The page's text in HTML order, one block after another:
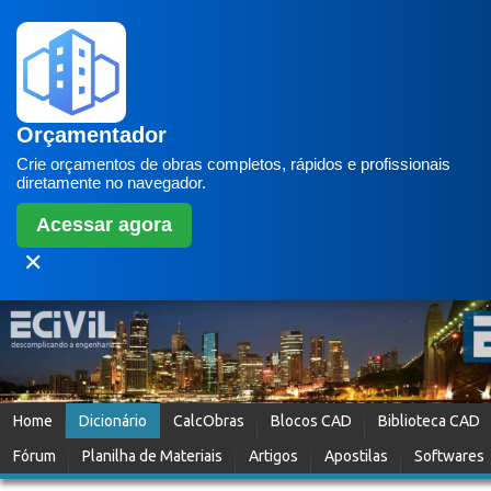
Orçamentador
Crie orçamentos de obras completos, rápidos e profissionais
diretamente no navegador.
Acessar agora
✕
Home Dicionário CalcObras Blocos CAD
Biblioteca CAD
Fórum
Planilha de Materiais Artigos Apostilas Softwares